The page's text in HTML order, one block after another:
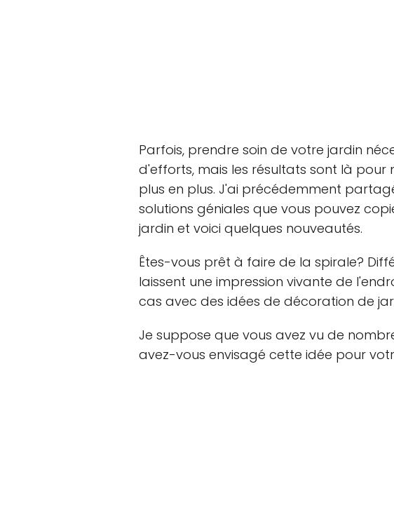
Parfois, prendre soin de votre jardin
d'efforts, mais les résultats sont là pour
plus en plus. J'ai précédemment
solutions géniales que vous pouvez
jardin et voici quelques nouveautés.
Êtes-vous prêt à faire de la spirale?
laissent une impression vivante de
cas avec des idées de décoration de
Je suppose que vous avez vu de
avez-vous envisagé cette idée pour